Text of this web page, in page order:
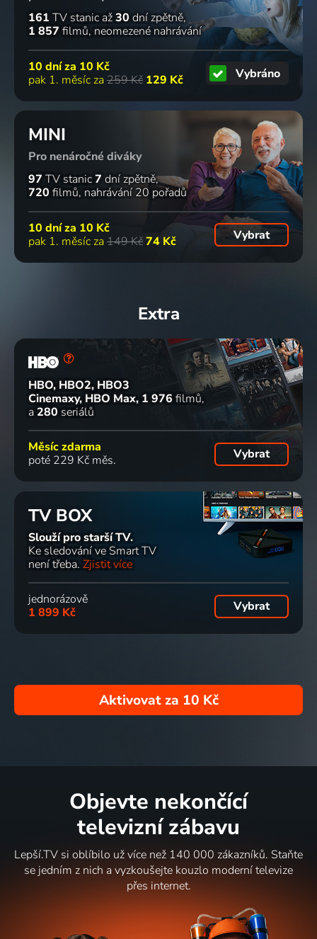
161 TV stanic až30 dní zpětně
1 857 filmů neomezené nahrávání
10 dní za 10 Kč
pak 1. měsíc za 259 Kč 129 Kč Vybráno
MINI
Pro nenáročné diváky
97 TV stanic7 dní zpětně
720 filmů nahrávání 20 pořadů
10 dní za 10 Kč
pak 1. měsíc za 149 Kč74 Kč Vybrat
Extra
HBO, HBO2, HBO3
Cinemaxy, HBO Max 1 976 filmů
a 280 seriálů
Měsíc zdarma
poté 229 Kč měs.
Vybrat
TV BOX
Slouží pro starší TV.
Ke sledování ve Smart TV
není třeba. Zjistit více
jednorázově
1 899 Kč
Vybrat
Aktivovat za 10 Kč
Objevte nekončící
televizní zábavu
Lepší.TV si oblíbilo už více než 140 000 zákazníků. Staňte
se jedním z nich a vyzkoušejte kouzlo moderní televize
přes internet.